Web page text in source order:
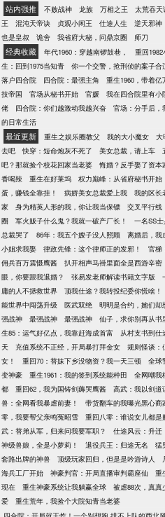
站内强推 不败战神 龙族 万相之王 太荒吞天
王
混沌天帝诀 贞观小闲王 仕途人生 逆天邪神
也是皇叔
诡舍 我省府大秘，问鼎京圈 师刀
经典收藏 年代1960：穿越南锣鼓巷， 重回
生：回到1975当知青
你一个交警，抢刑侦的案子合
落户四合院
四合院：最强主角 重生1960，带着亿
技帝国
官场从秘书开始 官媛 我在四合院里有小
佬
四合院：你们越激动我越兴奋 官场：分手后，
的日常生活
最近更新 重生之娱乐圈教父 我的大小魔女 大
去吧
快穿：短命炮灰不死了 美女总裁，请上车
吧？那就捡个校花回家当老婆
悔婚？反手娶了资本
香喝辣
重生在好莱坞 权力巅峰：从省府秘书开始
蛋，赚钱全靠挂！
病娇美女总裁爱上我 我的区长
家
身为精英人形的我，你让我当保镖 交叉平行线
圈
军火贩子什么鬼？我就一破产厂长！ 一名SS
总裁哭了
86年：我五个嫂子没人照顾 离婚后，我
小姐求我娶
律政先锋：这个律师正的发邪！ 官梯
佣兵百万震慑鹰酱
扒开相声马褂里面全是西游辛密
眼，你要跟我退婚？
张易发老师解读书籍文字版
庸的人不拯救世界
顶我仕途？我转投纪委你慌啥！
能世界中闯荡升级
医武双绝 明明是合约，她们却
强战神
最强战神 最强战神 仙子，求你别再从书
生85：运气好亿点，我靠赶海成首富
从村支书到仕
天
充值系统不正经，开局暴打拜金女 规则怪谈：
女！
重回70：替妹下乡没物资？我一天三顿 全球
变神豪
重生1961：我的签到系统能种田 全网嘲我
都
重回62，我为国铸剑薅哭鹰酱 高武：我以剑道
兽：全网看我暴虐前妻！
带货翻车的我曝光黑心商
零，我要帮父亲鸣冤昭雪
重回八零：谁说女儿都是
武：替弟从军，归来问我要军职？
仕途风云：升迁
神级兽娘，全是小萝莉！
退役兵王：归途无名 猛
套路出牌的神兽
顶级玩家回归，但是是吟游诗人
海兵工厂开始
神豪判官：开局直播审判霸座仙 重
现在
重生神豪系统让我躺赢全球 被虐88次，真真
爱
重生荒年，我捡个大院知青当老婆